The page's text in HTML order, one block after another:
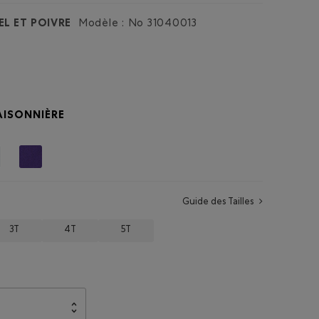
ET POIVRE Modèle : No 31040013
Guide des Tailles
3T 4T 5T